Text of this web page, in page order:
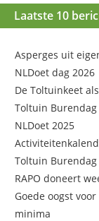
Laatste 10
Asperges uit
NLDoet dag 2026
De Toltuinkeet
Toltuin Burendag
NLDoet 2025
Toltuin Burendag
RAPO doneert
Goede oogst
minima